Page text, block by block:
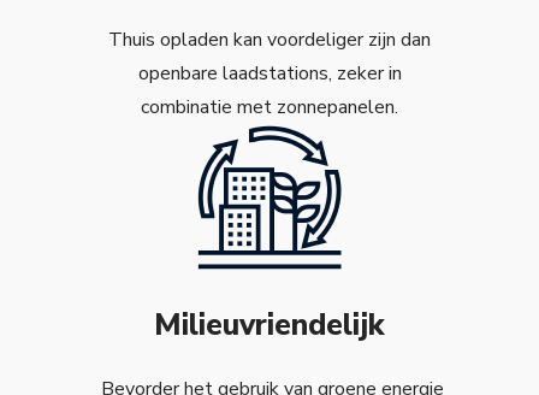
Thuis opladen kan voordeliger zijn dan
openbare laadstations, zeker in
combinatie met zonnepanelen.
Milieuvriendelijk
Bevorder het gebruik van groene energie